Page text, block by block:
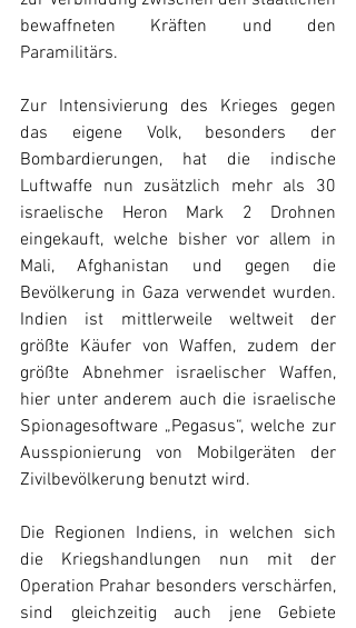
bewaffneten Kräften und den
Paramilitärs.
Zur Intensivierung des Krieges gegen
das eigene Volk, besonders der
Bombardierungen, hat die indische
Luftwaffe nun zusätzlich mehr als 30
israelische Heron Mark 2 Drohnen
eingekauft, welche bisher vor allem in
Mali, Afghanistan und gegen die
Bevölkerung in Gaza verwendet wurden.
Indien ist mittlerweile weltweit der
größte Käufer von Waffen, zudem der
größte Abnehmer israelischer Waffen,
hier unter anderem auch die israelische
Spionagesoftware „Pegasus“, welche zur
Ausspionierung von Mobilgeräten der
Zivilbevölkerung benutzt wird.
Die Regionen Indiens, in welchen sich
die Kriegshandlungen nun mit der
Operation Prahar besonders verschärfen,
sind gleichzeitig auch jene Gebiete